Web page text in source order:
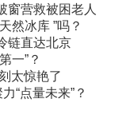
窗营救被困老人
然冰库 ”吗？
链直达北京
一”？
太惊艳了
“点量未来”？